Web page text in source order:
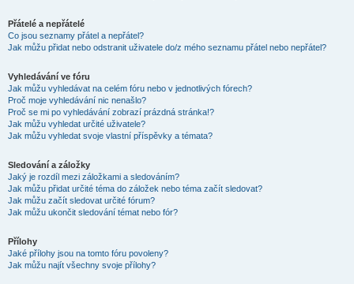
Přátelé a nepřátelé
Co jsou seznamy přátel a nepřátel?
Jak můžu přidat nebo odstranit uživatele do/z mého seznamu přátel nebo nepřátel?
Vyhledávání ve fóru
Jak můžu vyhledávat na celém fóru nebo v jednotlivých fórech?
Proč moje vyhledávání nic nenašlo?
Proč se mi po vyhledávání zobrazí prázdná stránka!?
Jak můžu vyhledat určité uživatele?
Jak můžu vyhledat svoje vlastní příspěvky a témata?
Sledování a záložky
Jaký je rozdíl mezi záložkami a sledováním?
Jak můžu přidat určité téma do záložek nebo téma začít sledovat?
Jak můžu začít sledovat určité fórum?
Jak můžu ukončit sledování témat nebo fór?
Přílohy
Jaké přílohy jsou na tomto fóru povoleny?
Jak můžu najít všechny svoje přílohy?